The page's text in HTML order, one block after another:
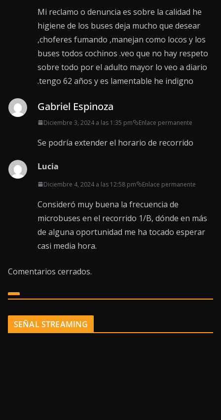
Mi reclamo o denuncia es sobre la calidad he
higiene de los buses deja mucho que desear
,choferes fumando ,manejan como locos y los
buses todos cochinos .veo que no hay respeto
sobre todo por el adulto mayor lo veo a diario
.tengo 62 años y es lamentable he indigno
Gabriel Espinoza
Diciembre 3, 2024 a las 1:35 pm Enlace permanente
Se podría extender el horario de recorrido
Lucia
Diciembre 4, 2024 a las 12:58 pm Enlace permanente
Consideró muy buena la frecuencia de
microbuses en el recorrido 1/B, dónde en más
de alguna oportunidad me ha tocado esperar
casi media hora.
Comentarios cerrados.
SEÑAL STREAMING